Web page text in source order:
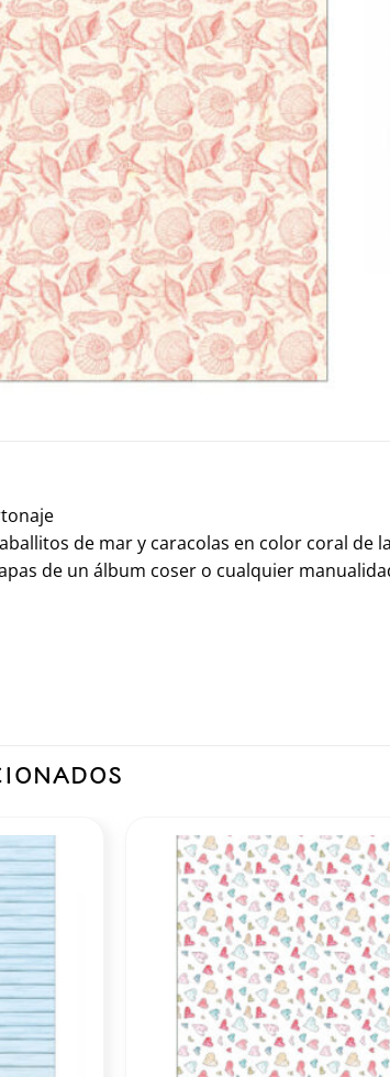
de mar y caracolas en color coral de
de un álbum coser o cualquier